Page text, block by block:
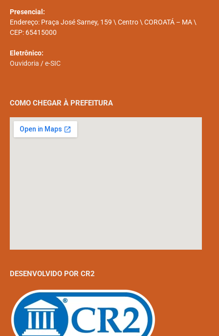
Presencial:
Endereço: Praça José Sarney, 159 \ Centro \ COROATÁ – MA \
CEP: 65415000
Eletrônico:
Ouvidoria /e-SIC
COMO CHEGAR À PREFEITURA
DESENVOLVIDO POR CR2